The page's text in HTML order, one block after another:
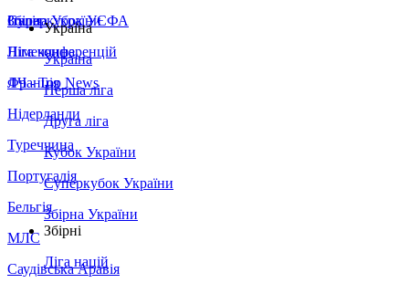
Збірна України
Італія
Німеччина
Франція
Нідерланди
Туреччина
Португалія
Бельгія
МЛС
Саудівська Аравія
Суперкубок УЄФА
Ліга конференцій
ЛЧ - Top News
Україна
Україна
Перша ліга
Друга ліга
Кубок України
Суперкубок України
Збірна України
Збірні
Ліга націй